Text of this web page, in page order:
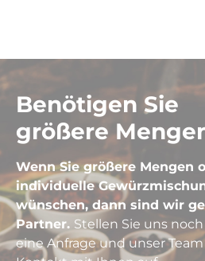
Benötigen Sie
größere
Wenn Sie größere Mengen
individuelle
wünschen, dann sind wir
Partner. Stellen Sie uns
eine Anfrage und unser